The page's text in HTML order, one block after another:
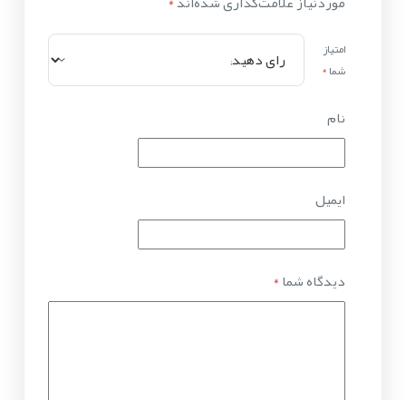
امتیاز
شما*
نام
ایمیل
دیدگاه شما*